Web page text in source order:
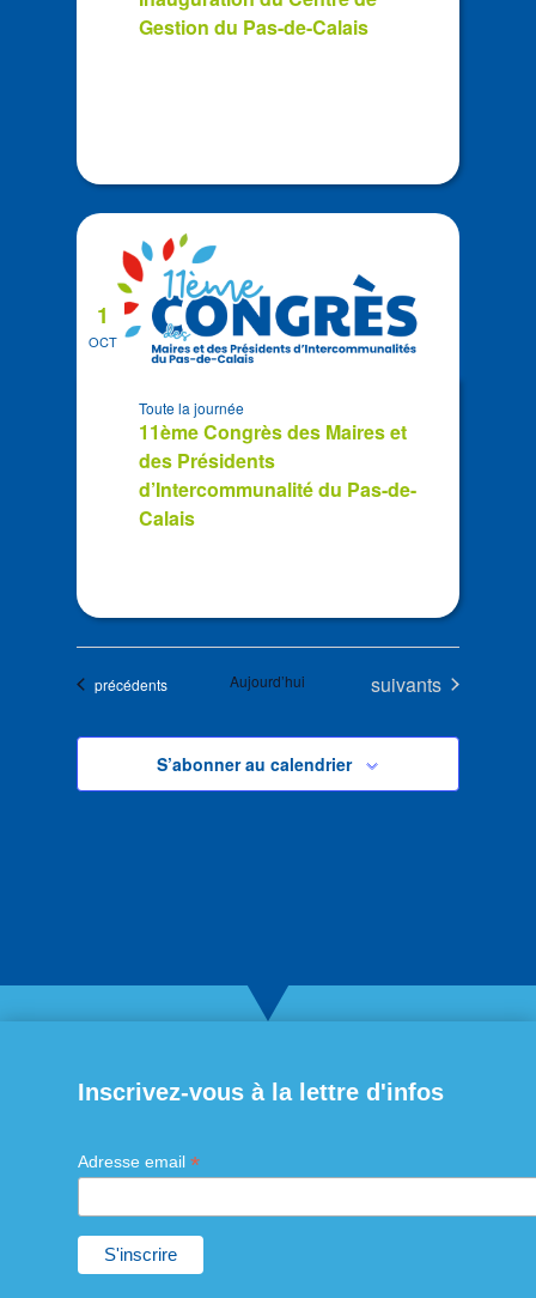
ViewGestion du Pas-de-Calais
OCT
1
11ème Congrès des Maires et
des Présidents
d’Intercommunalité du Pas-de-
Calais
Toute la journée
Évènements
précédents Aujourd’hui Évènements
suivants
S’abonner au calendrier
Inscrivez-vous à la lettre d'infos
Adresse email *